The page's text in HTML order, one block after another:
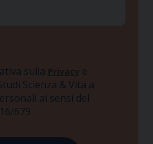
sulla Privacy e
Scienza & Vita a
ai sensi del
679